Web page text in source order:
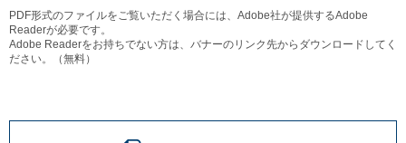
PDF形式のファイルをご覧いただく場合には、Adobe社が提供するAdobe
Readerが必要です。
Adobe Readerをお持ちでない方は、バナーのリンク先からダウンロードしてく
ださい。（無料）